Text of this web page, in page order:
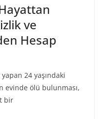
ve
Hesap
24 yaşındaki
evinde ölü bulunması,
bir